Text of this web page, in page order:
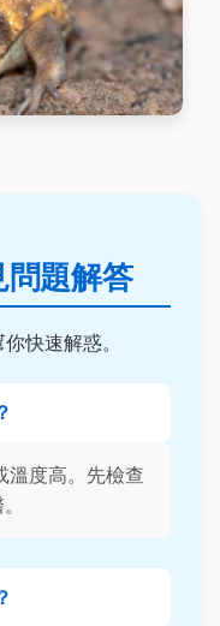
題解答
快速解惑。
溫度高。先檢查